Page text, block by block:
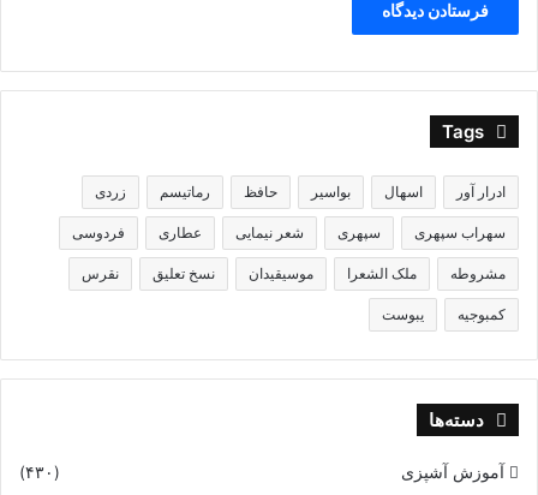
Tags
ادرار آور اسهال بواسیر حافظ رماتیسم زردی
سهراب سپهری سپهری شعر نیمایی عطاری فردوسی
مشروطه ملک الشعرا موسیقیدان نسخ تعلیق نقرس
کمبوجیه یبوست
دسته‌ها
آموزش آشپزی (۴۳۰)